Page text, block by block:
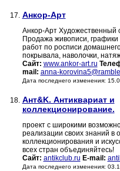
17. Анкор-Арт
Анкор-Арт Художественный
Продажа живописи, графики
работ по росписи
покрывала, наволочки,
Сайт: www.ankor-art.ru
mail: anna-
Дата последнего изменения:
18. Ант&K. Антиквариат и
коллекционирование.
проект с широкими
реализации своих знаний в
коллекционирования и
всех стран объединяйтесь!
Сайт: antikclub.ru E-mail:
Дата последнего изменения: